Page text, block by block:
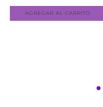
AGREGAR AL CARRITO